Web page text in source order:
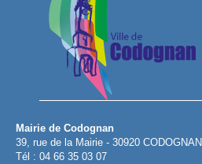
Mairie de Codognan
39, rue de la Mairie - 30920 CODOGNAN
Tél : 04 66 35 03 07